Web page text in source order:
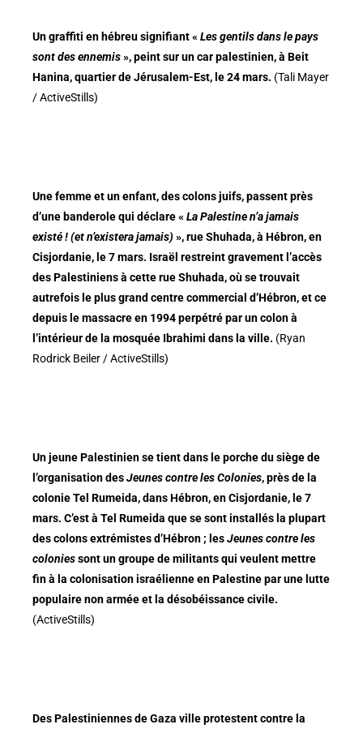
Un graffiti en hébreu signifiant « Les gentils dans le pays
sont des ennemis», peint sur un car palestinien, à Beit
Hanina, quartier de Jérusalem-Est, le 24 mars. (Tali Mayer
/ ActiveStills)
Une femme et un enfant, des colons juifs, passent près
d’une banderole qui déclare « La Palestine n’a jamais
existé ! (et n’existera jamais) », rue Shuhada, à Hébron, en
Cisjordanie, le 7 mars. Israël restreint gravement l’accès
des Palestiniens à cette rue Shuhada, où se trouvait
autrefois le plus grand centre commercial d’Hébron, et ce
depuis le massacre en 1994 perpétré par un colon à
l’intérieur de la mosquée Ibrahimi dans la ville. (Ryan
Rodrick Beiler / ActiveStills)
Un jeune Palestinien se tient dans le porche du siège de
l’organisation desJeunes contre les Colonies, près de la
colonie Tel Rumeida, dans Hébron, en Cisjordanie, le 7
mars. C’est à Tel Rumeida que se sont installés la plupart
des colons extrémistes d’Hébron ; lesJeunes contre les
coloniessont un groupe de militants qui veulent mettre
fin à la colonisation israélienne en Palestine par une lutte
populaire non armée et la désobéissance civile.
(ActiveStills)
Des Palestiniennes de Gaza ville protestent contre la